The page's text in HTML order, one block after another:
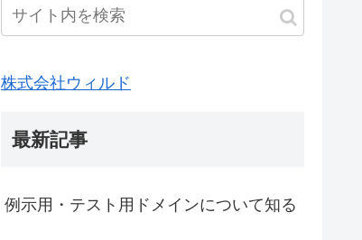
株式会社ウィルド
最新記事
例示用・テスト用ドメインについて知る